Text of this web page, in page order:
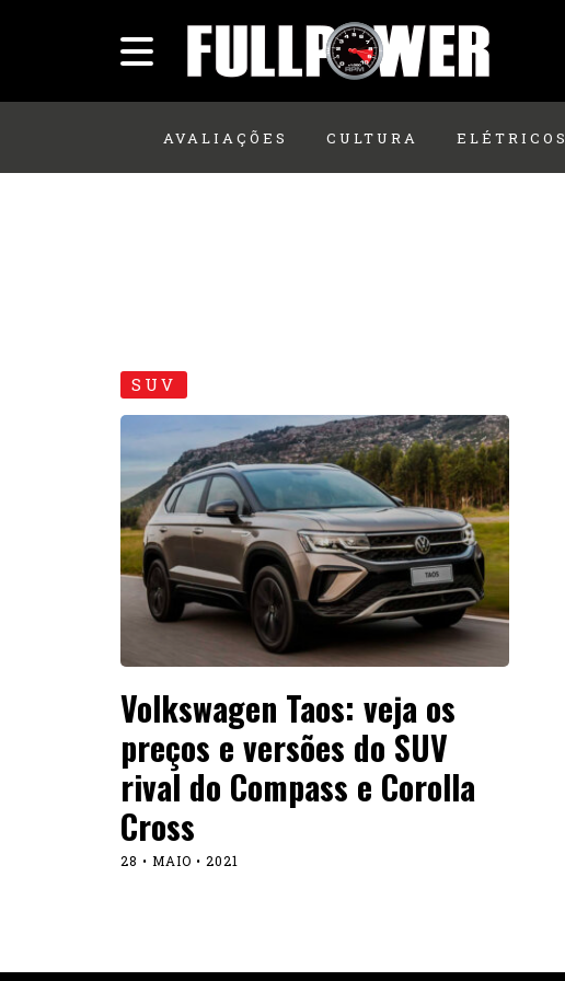
AVALIAÇÕES CULTURA ELÉTRICOS
SUV
Volkswagen Taos: veja os
preços e versões do SUV
rival do Compass e Corolla
Cross
28 • MAIO • 2021